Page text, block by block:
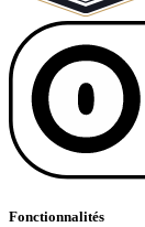
Fonctionnalités